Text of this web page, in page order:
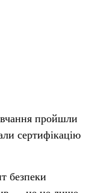
пройшли
сертифікацію
безпеки